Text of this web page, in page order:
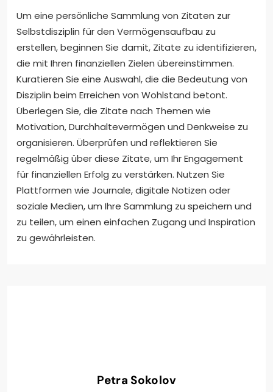
Um eine persönliche Sammlung von Zitaten zur
Selbstdisziplin für den Vermögensaufbau zu
erstellen, beginnen Sie damit, Zitate zu identifizieren,
die mit Ihren finanziellen Zielen übereinstimmen.
Kuratieren Sie eine Auswahl, die die Bedeutung von
Disziplin beim Erreichen von Wohlstand betont.
Überlegen Sie, die Zitate nach Themen wie
Motivation, Durchhaltevermögen und Denkweise zu
organisieren. Überprüfen und reflektieren Sie
regelmäßig über diese Zitate, um Ihr Engagement
für finanziellen Erfolg zu verstärken. Nutzen Sie
Plattformen wie Journale, digitale Notizen oder
soziale Medien, um Ihre Sammlung zu speichern und
zu teilen, um einen einfachen Zugang und Inspiration
zu gewährleisten.
Petra Sokolov